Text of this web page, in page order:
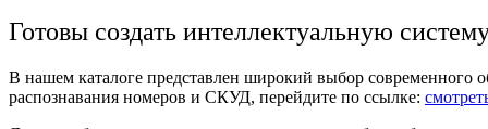
Готовы создать интеллектуальную
В нашем каталоге представлен широкий выбор современного
распознавания номеров и СКУД, перейдите по ссылке: